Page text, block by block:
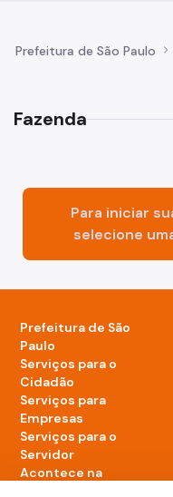
Prefeitura de São Paulo
Fazenda
Para iniciar
selecione
Prefeitura de São
Paulo
Serviços para o
Cidadão
Serviços para
Empresas
Serviços para o
Servidor
Acontece na